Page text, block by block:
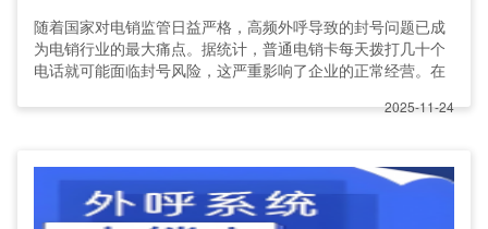
随着国家对电销监管日益严格，高频外呼导致的封号问题已成
为电销行业的最大痛点。据统计，普通电销卡每天拨打几十个
电话就可能面临封号风险，这严重影响了企业的正常经营。在
2025-11-24